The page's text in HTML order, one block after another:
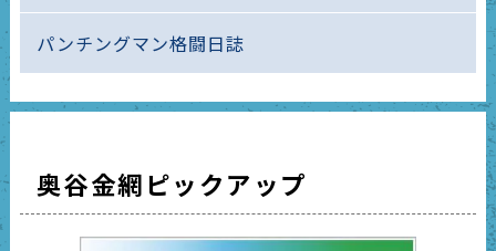
パンチングマン格闘日誌
奥谷金網ピックアップ